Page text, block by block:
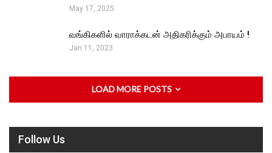
May 17, 2025
வங்கிகளில் வாராக்கடன் அதிகரிக்கும் அபாயம் !
Jan 11, 2023
LOAD MORE POSTS
Follow Us